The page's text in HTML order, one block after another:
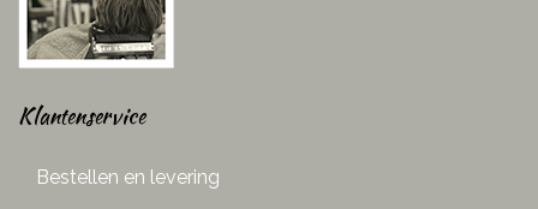
Klantenservice
Bestellen en levering